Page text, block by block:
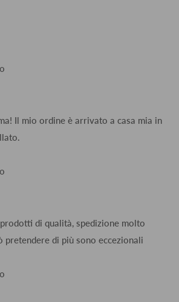
Il mio ordine è arrivato a casa mia in
di qualità, spedizione molto
pretendere di più sono eccezionali